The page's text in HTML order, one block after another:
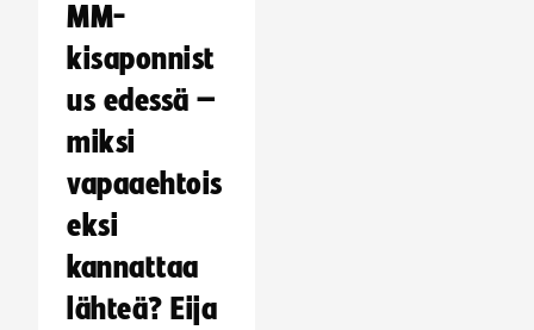
MM-
kisaponnist
us edessä –
miksi
vapaaehtois
eksi
kannattaa
lähteä? Eija